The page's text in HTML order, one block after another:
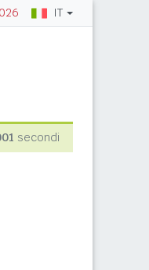
IT
secondi